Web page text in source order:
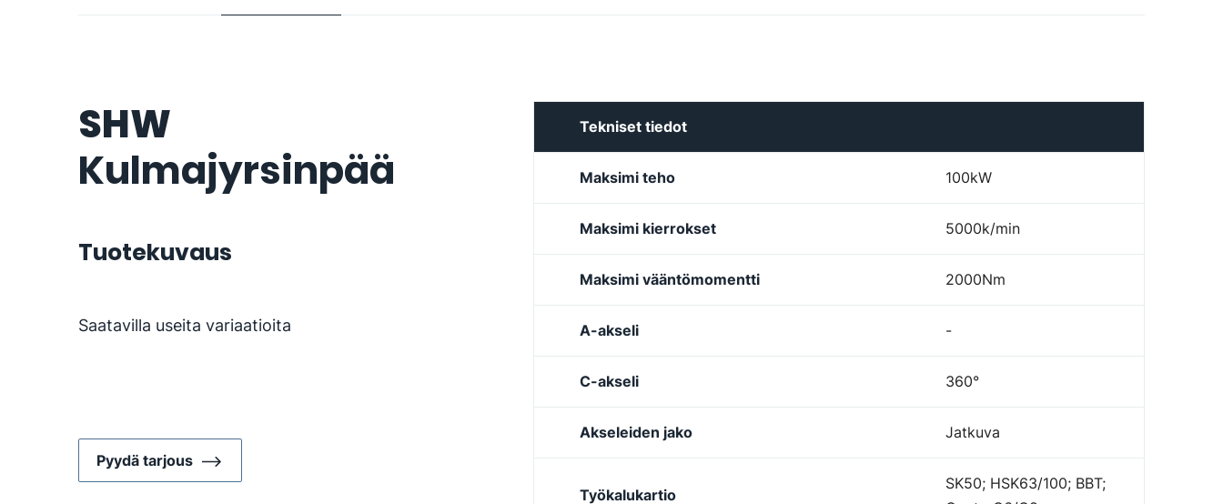
SHW
Kulmajyrsinpää
Tuotekuvaus
Saatavilla useita variaatioita
Pyydä tarjous
Tekniset tiedot
Maksimi teho 100kW
Maksimi kierrokset 5000k/min
Maksimi vääntömomentti 2000Nm
A-akseli -
C-akseli 360°
Akseleiden jako Jatkuva
Työkalukartio
SK50; HSK63/100; BBT;